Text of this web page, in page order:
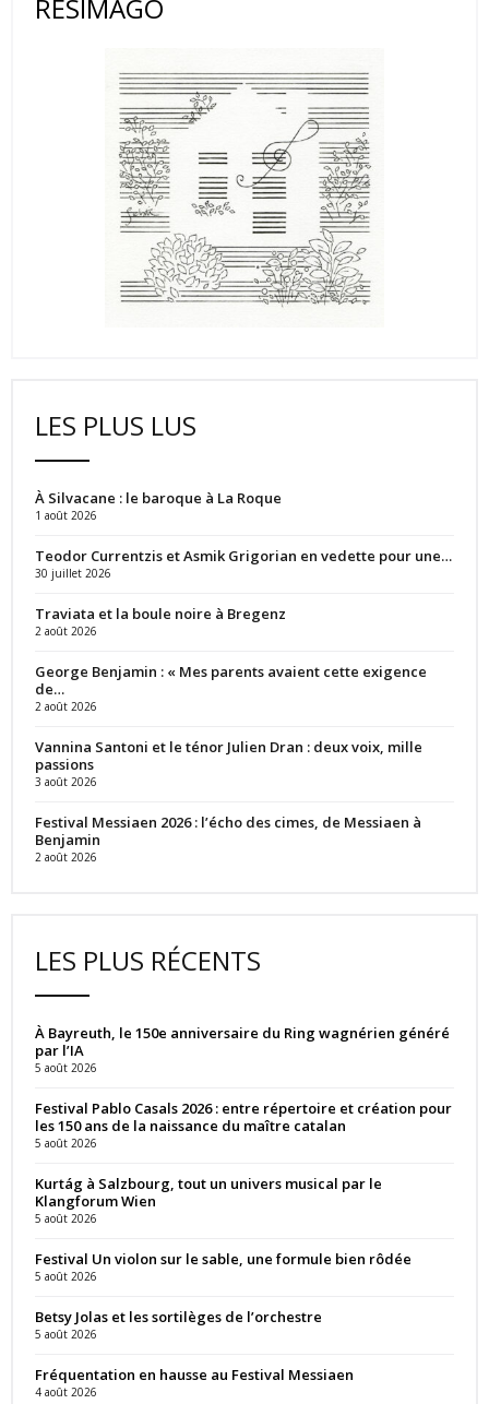
RESIMAGO
LES PLUS LUS
À Silvacane : le baroque à La Roque
1 août 2026
Teodor Currentzis et Asmik Grigorian en vedette pour une…
30 juillet 2026
Traviata et la boule noire à Bregenz
2 août 2026
George Benjamin : « Mes parents avaient cette exigence
de…
2 août 2026
Vannina Santoni et le ténor Julien Dran : deux voix, mille
passions
3 août 2026
Festival Messiaen 2026 : l’écho des cimes, de Messiaen à
Benjamin
2 août 2026
LES PLUS RÉCENTS
À Bayreuth, le 150e anniversaire du Ring wagnérien généré
par l’IA
5 août 2026
Festival Pablo Casals 2026 : entre répertoire et création pour
les 150 ans de la naissance du maître catalan
5 août 2026
Kurtág à Salzbourg, tout un univers musical par le
Klangforum Wien
5 août 2026
Festival Un violon sur le sable, une formule bien rôdée
5 août 2026
Betsy Jolas et les sortilèges de l’orchestre
5 août 2026
Fréquentation en hausse au Festival Messiaen
4 août 2026